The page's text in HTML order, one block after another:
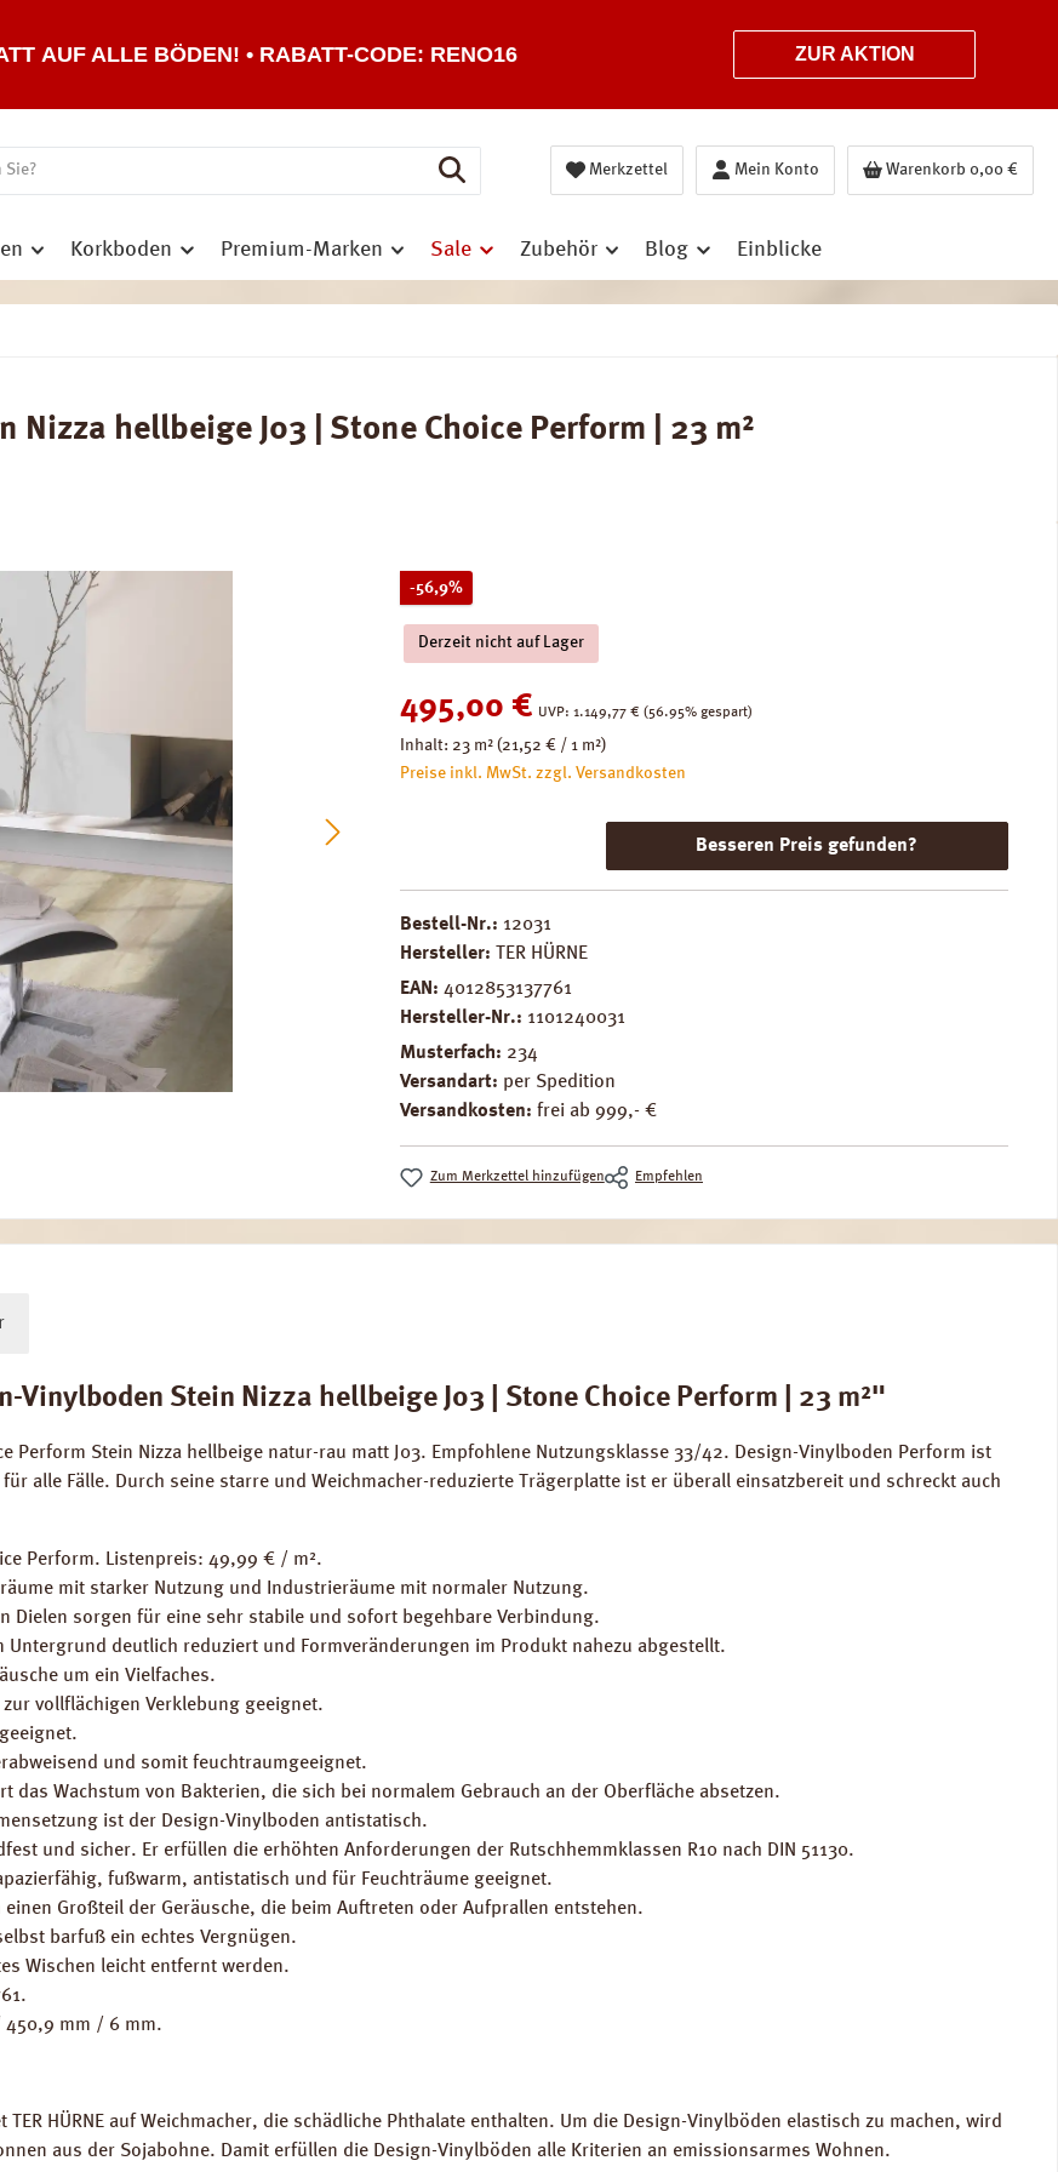
AUF ALLE BÖDEN! • RABATT-CODE: RENO16 ZUR AKTION
Merkzettel Mein Konto Warenkorb 0,00 €
Korkboden Premium-Marken Sale Zubehör Blog Einblicke
Nizza hellbeige J03 | Stone Choice Perform | 23 m²
-56,9%Rabatt
Derzeit nicht auf Lager
Verkaufspreis:
495,00 € UVP: Regulärer Preis:
1.149,77 € (56.95% gespart)
Inhalt: 23 m² (21,52 € / 1 m²)
Preise inkl. MwSt. zzgl. Versandkosten
Besseren Preis gefunden?
Bestell-Nr.: 12031
Hersteller:
TER HÜRNE
EAN: 4012853137761
Hersteller-Nr.: 1101240031
Musterfach: 234
Versandart: per Spedition
Versandkosten: frei ab 999,- €
Zum Merkzettel hinzufügen Empfehlen
Vinylboden Stein Nizza hellbeige J03 | Stone Choice Perform | 23 m²"
Perform Stein Nizza hellbeige natur-rau matt J03. Empfohlene Nutzungsklasse 33/42. Design-Vinylboden Perform ist
alle Fälle. Durch seine starre und Weichmacher-reduzierte Trägerplatte ist er überall einsatzbereit und schreckt auch
Perform. Listenpreis: 49,99 € / m².
mit starker Nutzung und Industrieräume mit normaler Nutzung.
Dielen sorgen für eine sehr stabile und sofort begehbare Verbindung.
Untergrund deutlich reduziert und Formveränderungen im Produkt nahezu abgestellt.
um ein Vielfaches.
vollflächigen Verklebung geeignet.
und somit feuchtraumgeeignet.
Wachstum von Bakterien, die sich bei normalem Gebrauch an der Oberfläche absetzen.
ist der Design-Vinylboden antistatisch.
und sicher. Er erfüllen die erhöhten Anforderungen der Rutschhemmklassen R10 nach DIN 51130.
fußwarm, antistatisch und für Feuchträume geeignet.
Großteil der Geräusche, die beim Auftreten oder Aufprallen entstehen.
barfuß ein echtes Vergnügen.
Wischen leicht entfernt werden.
450,9 mm / 6 mm.
HÜRNE auf Weichmacher, die schädliche Phthalate enthalten. Um die Design-Vinylböden elastisch zu machen, wird
aus der Sojabohne. Damit erfüllen die Design-Vinylböden alle Kriterien an emissionsarmes Wohnen.